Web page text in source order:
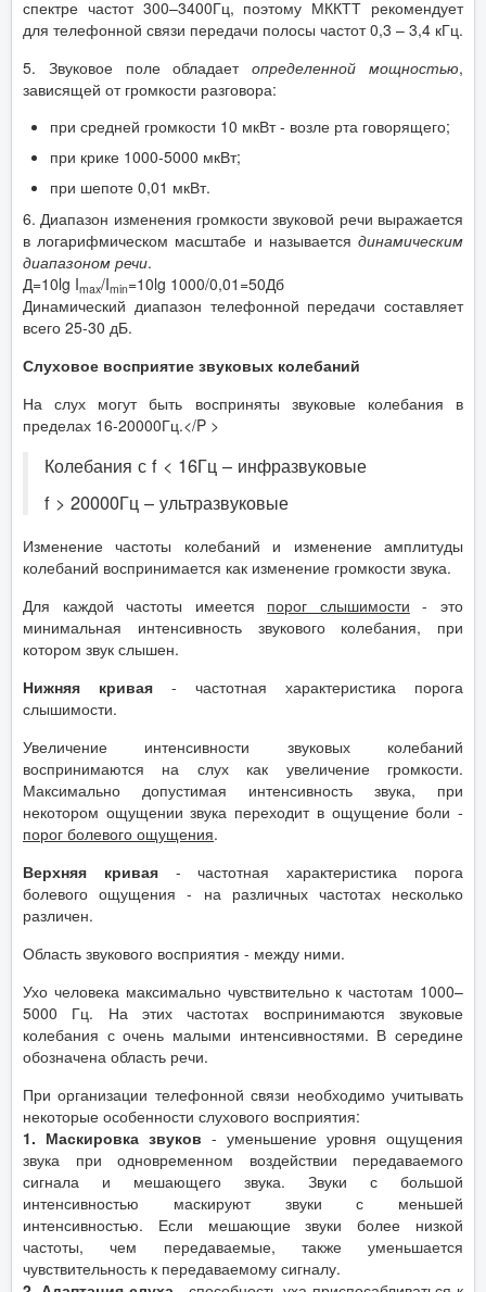
спектре частот 300–3400Гц, поэтому МККТТ рекомендует
для телефонной связи передачи полосы частот 0,3 – 3,4 кГц.
5. Звуковое поле обладаетопределенной мощностью,
зависящей от громкости разговора:
при средней громкости 10 мкВт - возле рта говорящего;
при крике 1000-5000 мкВт;
при шепоте 0,01 мкВт.
6. Диапазон изменения громкости звуковой речи выражается
в логарифмическом масштабе и называется динамическим
диапазоном речи.
Д=10lg Imax/Imin=10lg 1000/0,01=50Дб
Динамический диапазон телефонной передачи составляет
всего 25-30 дБ.
Слуховое восприятие звуковых колебаний
На слух могут быть восприняты звуковые колебания в
пределах 16-20000Гц.</P >
Колебания с f < 16Гц – инфразвуковые
f > 20000Гц – ультразвуковые
Изменение частоты колебаний и изменение амплитуды
колебаний воспринимается как изменение громкости звука.
Для каждой частоты имеется порог слышимости - это
минимальная интенсивность звукового колебания, при
котором звук слышен.
Нижняя кривая - частотная характеристика порога
слышимости.
Увеличение интенсивности звуковых колебаний
воспринимаются на слух как увеличение громкости.
Максимально допустимая интенсивность звука, при
некотором ощущении звука переходит в ощущение боли -
порог болевого ощущения.
Верхняя кривая - частотная характеристика порога
болевого ощущения - на различных частотах несколько
различен.
Область звукового восприятия - между ними.
Ухо человека максимально чувствительно к частотам 1000–
5000 Гц. На этих частотах воспринимаются звуковые
колебания с очень малыми интенсивностями. В середине
обозначена область речи.
При организации телефонной связи необходимо учитывать
некоторые особенности слухового восприятия:
1. Маскировка звуков - уменьшение уровня ощущения
звука при одновременном воздействии передаваемого
сигнала и мешающего звука. Звуки с большой
интенсивностью маскируют звуки с меньшей
интенсивностью. Если мешающие звуки более низкой
частоты, чем передаваемые, также уменьшается
чувствительность к передаваемому сигналу.